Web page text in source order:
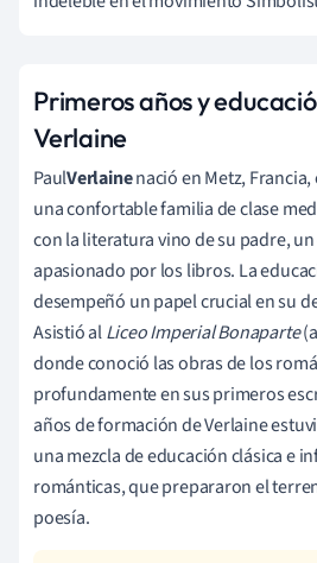
Primeros años y
Verlaine
PaulVerlainenació en Metz, Francia,
una confortable familia de clase
con la literatura vino de su padre,
apasionado por los libros. La
desempeñó un papel crucial en su
Asistió alLiceo Imperial Bonaparte
donde conoció las obras de los
profundamente en sus primeros
años de formación de Verlaine
una mezcla de educación clásica e
románticas, que prepararon el
poesía.